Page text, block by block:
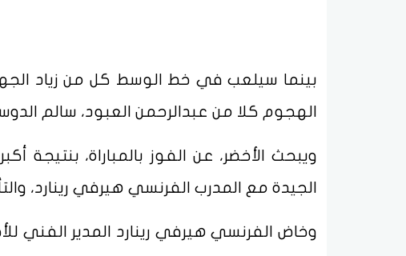
بينما سيلعب في خط الوسط كل من زياد
الهجوم كلا من عبدالرحمن العبود، سالم
ويبحث الأخضر، عن الفوز بالمباراة،
الجيدة مع المدرب الفرنسي هيرفي رينارد،